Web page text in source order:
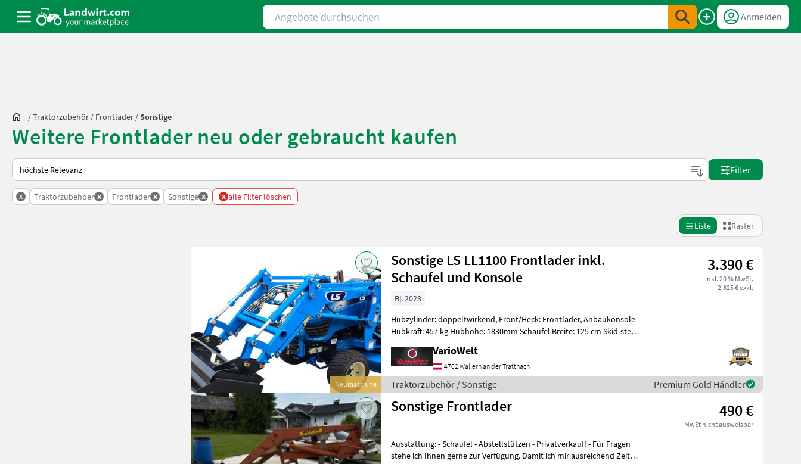
Angebote durchsuchen
Anmelden
/Traktorzubehör / Frontlader /Sonstige
Weitere Frontlader neu oder gebraucht kaufen
So wird auf Landwirt.com sortiert
Filter
x Traktorzubehoer x Frontlader x Sonstige x x alle Filter löschen
Liste Raster
Neumaschine
Sonstige LS LL1100 Frontlader inkl.
Schaufel und Konsole
3.390 €
inkl. 20 % MwSt.
2.825 € exkl.
Bj. 2023
Hubzylinder: doppeltwirkend, Front/Heck: Frontlader, Anbaukonsole
Hubkraft: 457 kg Hubhöhe: 1830mm Schaufel Breite: 125 cm Skid-steer
VarioWelt
4702 Wallern an der Trattnach
Traktorzubehör / Sonstige Premium Gold Händler
Sonstige Frontlader 490 €
MwSt nicht ausweisbar
Ausstattung: - Schaufel - Abstellstützen - Privatverkauf! - Für Fragen
stehe ich Ihnen gerne zur Verfügung. Damit ich mir ausreichend Zeit